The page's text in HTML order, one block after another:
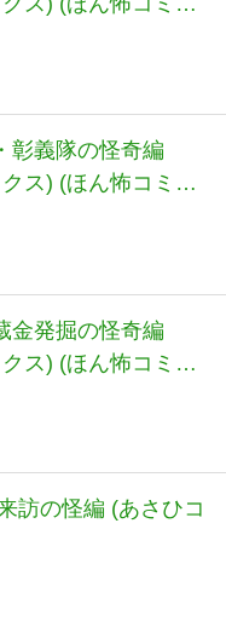
彰義隊の怪奇編
ス) (ほん怖コミッ
発掘の怪奇編
ス) (ほん怖コミッ
訪の怪編 (あさひコ